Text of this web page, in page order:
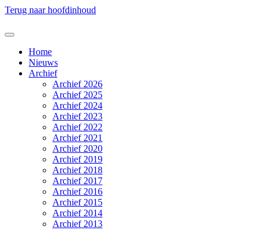
Terug naar hoofdinhoud
Home
Nieuws
Archief
Archief 2026
Archief 2025
Archief 2024
Archief 2023
Archief 2022
Archief 2021
Archief 2020
Archief 2019
Archief 2018
Archief 2017
Archief 2016
Archief 2015
Archief 2014
Archief 2013